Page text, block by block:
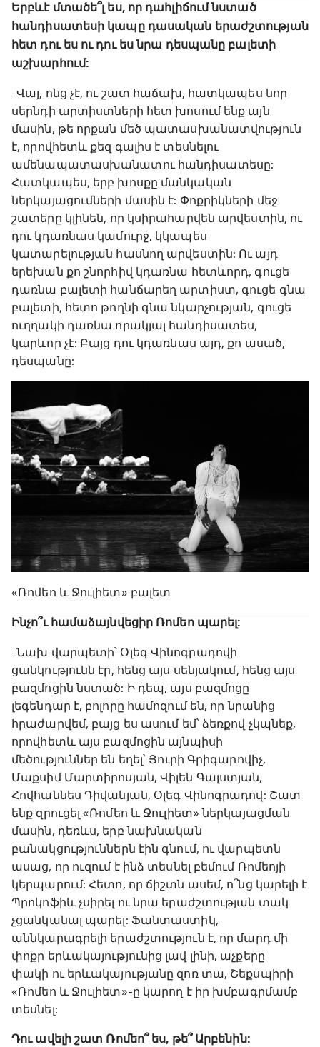
Երբևէ մտածե՞լ ես, որ դահլիճում նստած
հանդիսատեսի կապը դասական երաժշտության
հետ դու ես ու դու ես նրա դեսպանը բալետի
աշխարհում:
-Վայ, ոնց չէ, ու շատ հաճախ, հատկապես նոր
սերնդի արտիստների հետ խոսում ենք այն
մասին, թե որքան մեծ պատասխանատվություն
է, որովհետև քեզ գալիս է տեսնելու
ամենապատասխանատու հանդիսատեսը:
Հատկապես, երբ խոսքը մանկական
ներկայացումների մասին է: Փոքրիկների մեջ
շատերը կլինեն, որ կսիրահարվեն արվեստին, ու
դու կդառնաս կամուրջ, կկապես
կատարելության հասնող արվեստին: Ու այդ
երեխան քո շնորհիվ կդառնա հետևորդ, գուցե
դառնա բալետի հանճարեղ արտիստ, գուցե գնա
բալետի, հետո թողնի գնա նկարչության, գուցե
ուղղակի դառնա որակյալ հանդիսատես,
կարևոր չէ: Բայց դու կդառնաս այդ, քո ասած,
դեսպանը:
«Ռոմեո և Ջուլիետ» բալետ
Ինչո՞ւ համաձայնվեցիր Ռոմեո պարել:
-Նախ վարպետի՝ Օլեգ Վինոգրադովի
ցանկությունն էր, հենց այս սենյակում, հենց այս
բազմոցին նստած: Ի դեպ, այս բազմոցը
լեգենդար է, բոլորը համոզում են, որ նրանից
հրաժարվեմ, բայց ես ասում եմ՝ ձեռքով չկպնեք,
որովհետև այս բազմոցին այնպիսի
մեծություններ են եղել՝ Յուրի Գրիգարովիչ,
Մաքսիմ Մարտիրոսյան, Վիլեն Գալստյան,
Հովհաննես Դիվանյան, Օլեգ Վինոգրադով: Շատ
ենք զրուցել «Ռոմեո և Ջուլիետ» ներկայացման
մասին, դեռևս, երբ նախնական
բանակցություններն էին գնում, ու վարպետն
ասաց, որ ուզում է ինձ տեսնել բեմում Ռոմեոյի
կերպարում: Հետո, որ ճիշտն ասեմ, ո՞նց կարելի է
Պրոկոֆիև չսիրել ու նրա երաժշտության տակ
չցանկանալ պարել: Ֆանտաստիկ,
աննկարագրելի երաժշտություն է, որ մարդ մի
փոքր երևակայությունից լավ լինի, աչքերը
փակի ու երևակայությանը զոռ տա, Շեքսպիրի
«Ռոմեո և Ջուլիետ»-ը կարող է իր խմբագրմամբ
տեսնել:
Դու ավելի շատ Ռոմեո՞ ես, թե՞ Արբենին: